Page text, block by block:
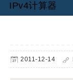
IPv4计算器
2011-12-14